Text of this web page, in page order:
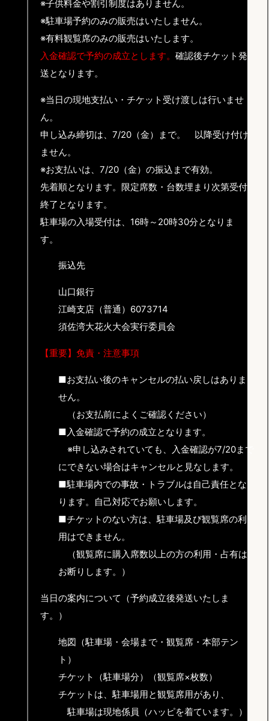
※子供料金や割引制度はありません。
※駐車場予約のみの販売はいたしません。
※有料観覧席のみの販売はいたします。
入金確認で予約の成立とします。 確認後チケット発
送となります。
※当日の現地支払い・チケット受け渡しは行いませ
ん。
申し込み締切は、7/20（金）まで。 以降受け付け
ません。
※お支払いは、7/20（金）の振込まで有効。
先着順となります。限定席数・台数埋まり次第受付
終了となります。
駐車場の入場受付は、16時～20時30分となりま
す。
振込先
山口銀行
江崎支店（普通）6073714
須佐湾大花火大会実行委員会
【重要】免責・注意事項
■お支払い後のキャンセルの払い戻しはありま
せん。
（お支払前によくご確認ください）
■入金確認で予約の成立となります。
※申し込みされていても、入金確認が7/20まで
にできない場合はキャンセルと見なします。
■駐車場内での事故・トラブルは自己責任とな
ります。自己対応でお願いします。
■チケットのない方は、駐車場及び観覧席の利
用はできません。
（観覧席に購入席数以上の方の利用・占有は
お断りします。）
当日の案内について（予約成立後発送いたしま
す。）
地図（駐車場・会場まで・観覧席・本部テン
ト）
チケット（駐車場分）（観覧席×枚数）
チケットは、駐車場用と観覧席用があり、
駐車場は現地係員（ハッピを着ています。）